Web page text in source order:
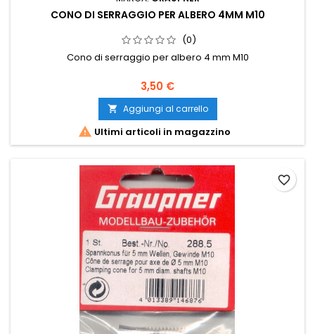
CONO DI SERRAGGIO PER ALBERO 4MM M10
(0)
Cono di serraggio per albero 4 mm M10
3,50 €
 Aggiungi al carrello
 Ultimi articoli in magazzino
favorite_border